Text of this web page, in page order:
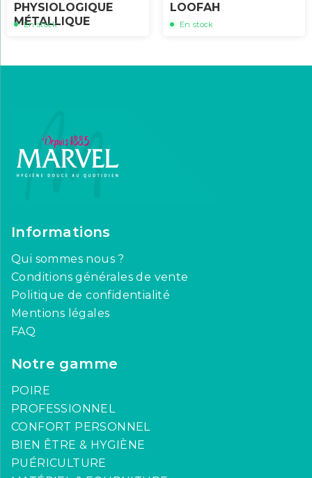
PHYSIOLOGIQUE
MÉTALLIQUE
En stock
LOOFAH
En stock
Informations
Qui sommes nous ?
Conditions générales de vente
Politique de confidentialité
Mentions légales
FAQ
Notre gamme
POIRE
PROFESSIONNEL
CONFORT PERSONNEL
BIEN ÊTRE & HYGIÈNE
PUÉRICULTURE